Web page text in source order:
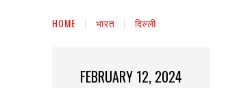
HOME भारत दिल्ली
FEBRUARY 12, 2024